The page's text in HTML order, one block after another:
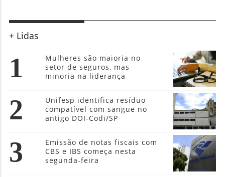
+ Lidas
1
Mulheres são maioria no
setor de seguros, mas
minoria na liderança
2
Unifesp identifica resíduo
compatível com sangue no
antigo DOI-Codi/SP
3
Emissão de notas fiscais com
CBS e IBS começa nesta
segunda-feira